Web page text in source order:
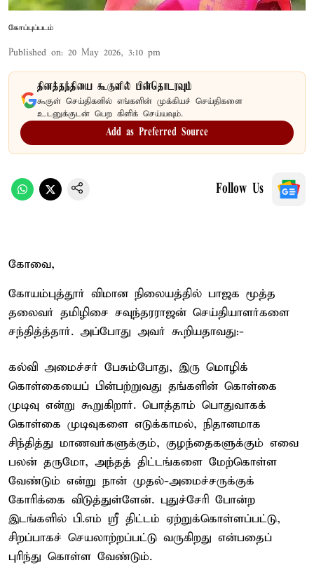
கோப்புப்படம்
Published on: 20 May 2026, 3:10 pm
தினத்தந்தியை கூகுளில் பின்தொடரவும்
கூகுள் செய்திகளில் எங்களின் முக்கியச் செய்திகளை
உடனுக்குடன் பெற கிளிக் செய்யவும்.
Add as Preferred Source
Follow Us
கோவை,
கோயம்புத்தூர் விமான நிலையத்தில் பாஜக மூத்த
தலைவர் தமிழிசை சவுந்தரராஜன் செய்தியாளர்களை
சந்தித்த்தார். அப்போது அவர் கூறியதாவது:-
கல்வி அமைச்சர் பேசும்போது, இரு மொழிக்
கொள்கையைப் பின்பற்றுவது தங்களின் கொள்கை
முடிவு என்று கூறுகிறார். பொத்தாம் பொதுவாகக்
கொள்கை முடிவுகளை எடுக்காமல், நிதானமாக
சிந்தித்து மாணவர்களுக்கும், குழந்தைகளுக்கும் எவை
பலன் தருமோ, அந்தத் திட்டங்களை மேற்கொள்ள
வேண்டும் என்று நான் முதல்-அமைச்சருக்குக்
கோரிக்கை விடுத்துள்ளேன். புதுச்சேரி போன்ற
இடங்களில் பி.எம் ஸ்ரீ திட்டம் ஏற்றுக்கொள்ளப்பட்டு,
சிறப்பாகச் செயலாற்றப்பட்டு வருகிறது என்பதைப்
புரிந்து கொள்ள வேண்டும்.